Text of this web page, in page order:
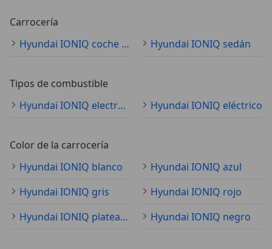
Carrocería
Hyundai IONIQ coche pequeño
Hyundai IONIQ sedán
Tipos de combustible
Hyundai IONIQ electro/gasolina
Hyundai IONIQ eléctrico
Color de la carrocería
Hyundai IONIQ blanco
Hyundai IONIQ azul
Hyundai IONIQ gris
Hyundai IONIQ rojo
Hyundai IONIQ plateado
Hyundai IONIQ negro